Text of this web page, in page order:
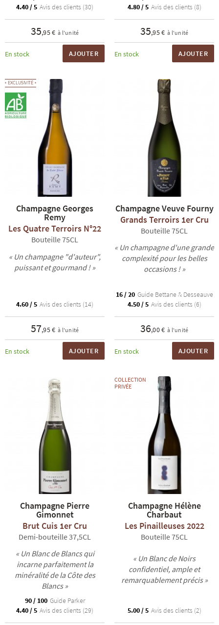
4.40 / 5 Avis des clients (30)
35,95 € à l'unité
En stock AJOUTER
4.80 / 5 Avis des clients (8)
35,95 € à l'unité
En stock AJOUTER
EXCLUSIVITÉ
Champagne Georges
Remy
Les Quatre Terroirs N°22
Bouteille 75CL
« Un champagne "d'auteur",
puissant et gourmand ! »
4.60 / 5 Avis des clients (14)
57,95 € à l'unité
En stock AJOUTER
Champagne Veuve Fourny
Grands Terroirs 1er Cru
Bouteille 75CL
« Un champagne d'une grande
complexité pour les belles
occasions ! »
16 / 20 Guide Bettane & Desseauve
4.50 / 5 Avis des clients (6)
36,00 € à l'unité
En stock AJOUTER
Champagne Pierre
Gimonnet
Brut Cuis 1er Cru
Demi-bouteille 37,5CL
« Un Blanc de Blancs qui
incarne parfaitement la
minéralité de la Côte des
Blancs »
90 / 100 Guide Parker
4.40 / 5 Avis des clients (29)
COLLECTION
PRIVÉE
Champagne Hélène
Charbaut
Les Pinailleuses 2022
Bouteille 75CL
« Un Blanc de Noirs
confidentiel, ample et
remarquablement précis »
5.00 / 5 Avis des clients (2)